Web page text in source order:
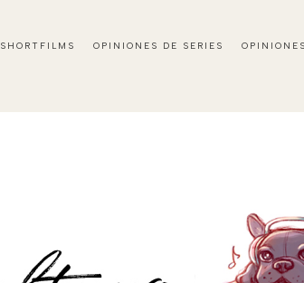
SHORTFILMS OPINIONES DE SERIES